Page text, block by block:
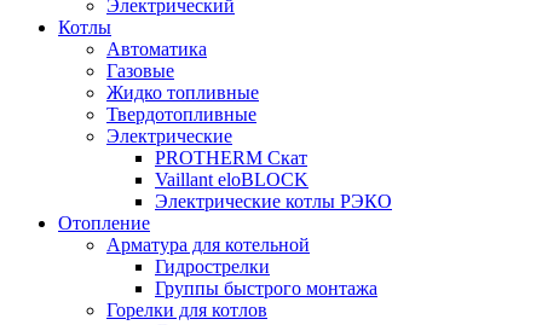
Электрический
Котлы
Автоматика
Газовые
Жидко топливные
Твердотопливные
Электрические
PROTHERM Скат
Vaillant eloBLOCK
Электрические котлы РЭКО
Отопление
Арматура для котельной
Гидрострелки
Группы быстрого монтажа
Горелки для котлов